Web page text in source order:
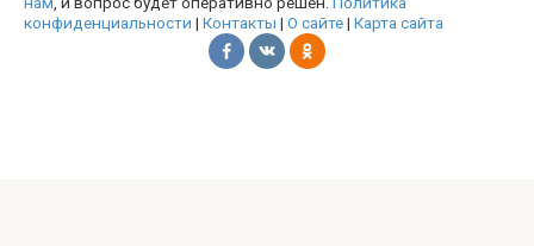
конфиденциальности | Контакты | О сайте| Карта сайта